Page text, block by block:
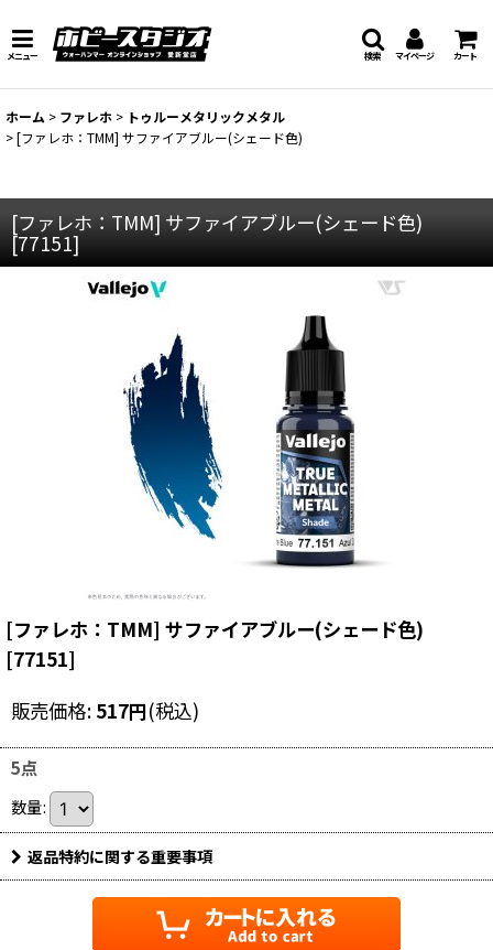
メニュー マイページ カート
検索
ホーム > ファレホ > トゥルーメタリックメタル
>[ファレホ：TMM] サファイアブルー(シェード色)
[ファレホ：TMM] サファイアブルー(シェード色)
[77151]
[ファレホ：TMM] サファイアブルー(シェード色)
[77151]
販売価格: 517円(税込)
5点
数量:
返品特約に関する重要事項